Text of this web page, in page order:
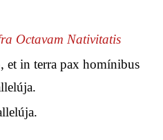
Octavam Nativitatis
et in terra pax homínibus